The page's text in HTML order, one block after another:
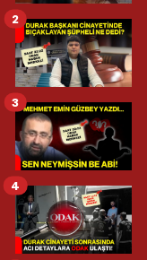
2
3
4